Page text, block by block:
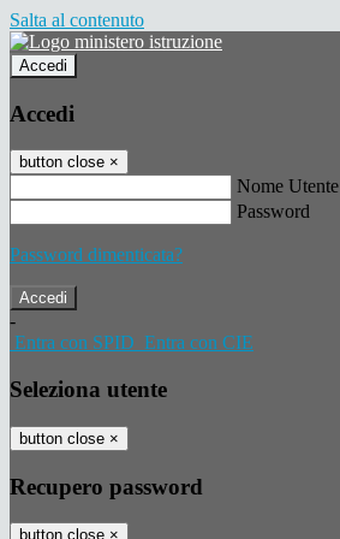
Salta al contenuto
Accedi
Accedi
button close ×
Nome Utente
Password
Password dimenticata?
-
Entra con SPID Entra con CIE
Seleziona utente
button close ×
Recupero password
button close ×